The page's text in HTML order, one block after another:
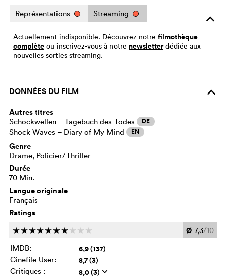
o
Représentations Streaming
Actuellement indisponible. Découvrez notre filmothèque
complète ou inscrivez-vous à notre newsletterdédiée aux
nouvelles sorties streaming.
DONNÉES DU FILM o
Autres titres
Schockwellen – Tagebuch des Todes DE
Shock Waves – Diary of My Mind EN
Genre
Drame, Policier/Thriller
Durée
70 Min.
Langue originale
Français
Ratings
ccccccc c c c Ø 7,3/10
IMDB:
6,9 (137)
Cinefile-User: 8,7 (3)
Critiques : 8,0 (3) q